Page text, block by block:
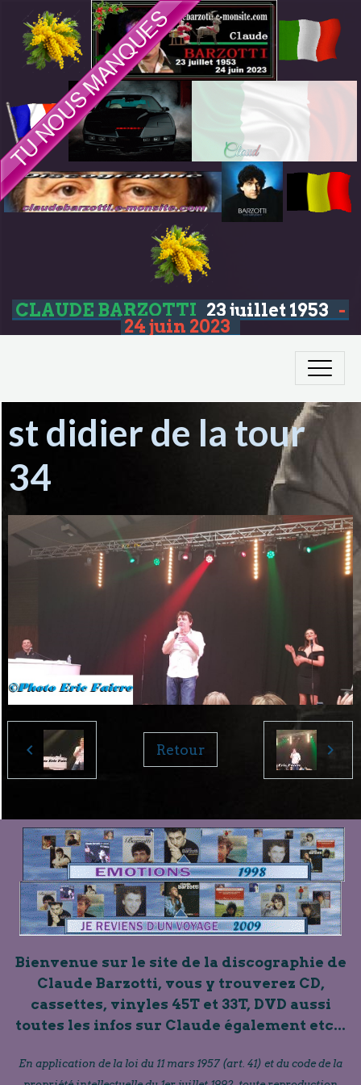
CLAUDE BARZOTTI 23 juillet 1953 -
24 juin 2023
st didier de la tour
34
Retour
Bienvenue sur le site de la discographie de
Claude Barzotti, vous y trouverez CD,
cassettes, vinyles 45T et 33T, DVD aussi
toutes les infos sur Claude également etc...
En application de la loi du 11 mars 1957 (art. 41) et du code de la